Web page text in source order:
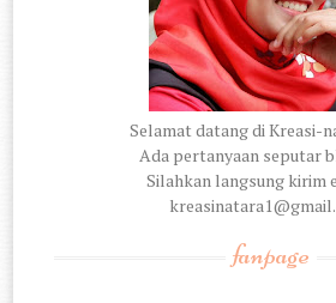
Selamat datang di Kreasi-
Ada pertanyaan seputar
Silahkan langsung kirim
fanpage